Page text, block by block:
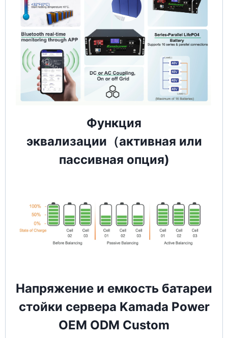
Функция
эквализации（активная или
пассивная опция)
Напряжение и емкость батареи
стойки сервера Kamada Power
OEM ODM Custom